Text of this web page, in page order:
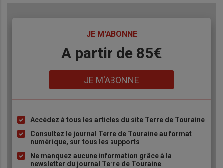
JE M'ABONNE
A partir de 85€
JE M'ABONNE
Liste
à
puce
Accédez à tous les articles du site Terre de Touraine
Consultez le journal Terre de Touraine au format
numérique, sur tous les supports
Ne manquez aucune information grâce à la
newsletter du journal Terre de Touraine